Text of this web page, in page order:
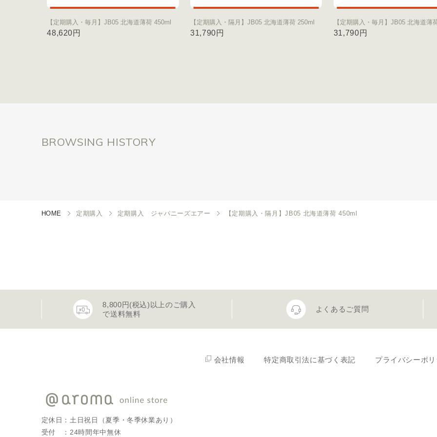
【定期購入・毎月】JB05 北海道薄荷 450ml
48,620円
【定期購入・隔月】JB05 北海道薄荷 250ml
31,790円
【定期購入・毎月】JB05 北海道薄
31,790円
BROWSING HISTORY
HOME 定期購入 定期購入 ジャパニーズエアー 【定期購入・隔月】JB05 北海道薄荷 450ml
8,800円(税込)以上のご購入
で送料無料
よくあるご質問
会社情報 特定商取引法に基づく表記 プライバシーポ
定休日：土日祝日（夏季・冬季休業あり）
受付 ：24時間年中無休